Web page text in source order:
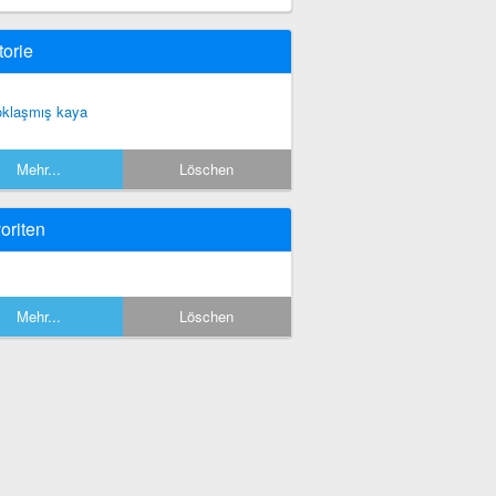
kaya
Mehr... Löschen
Mehr... Löschen